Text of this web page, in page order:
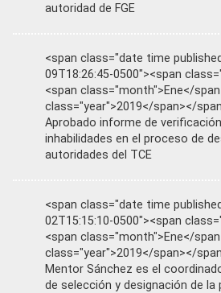
autoridad de FGE
<span class="date time
09T18:26:45-0500"><span
<span class="month">Ene</
class="year">2019</span></
Aprobado informe de
inhabilidades en el proceso de
autoridades del TCE
<span class="date time
02T15:15:10-0500"><span
<span class="month">Ene</
class="year">2019</span></
Mentor Sánchez es el
de selección y designación de la